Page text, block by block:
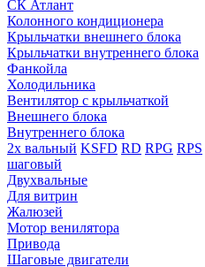
СК Атлант
Колонного кондиционера
Крыльчатки внешнего блока
Крыльчатки внутреннего блока
Фанкойла
Холодильника
Вентилятор с крыльчаткой
Внешнего блока
Внутреннего блока
2х вальный KSFD RD RPG RPS
шаговый
Двухвальные
Для витрин
Жалюзей
Мотор венилятора
Привода
Шаговые двигатели